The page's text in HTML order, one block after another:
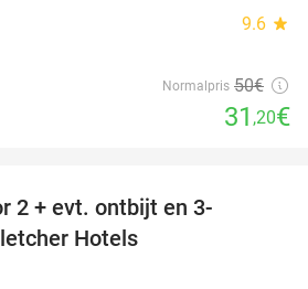
9.6 star
Normalpris 50€
31 ,20€
2 + evt. ontbijt en 3-
Hotels